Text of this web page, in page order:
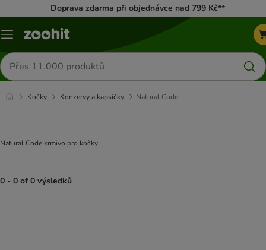
Doprava zdarma při objednávce nad 799 Kč**
Menu
Hledat
produkty
Kočky Konzervy a kapsičky Natural Code
Natural Code krmivo pro kočky
0 - 0 of 0 výsledků